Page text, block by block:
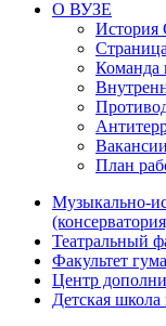
О ВУЗЕ
Команда
Вакансии
План
Музыкально-
Театральный
Факультет
Центр
Детская школа